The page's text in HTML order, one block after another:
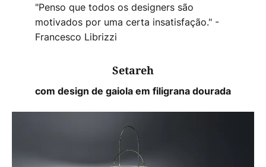
"Penso que todos os designers são
motivados por uma certa insatisfação." -
Francesco Librizzi
Setareh
com design de gaiola em filigrana dourada